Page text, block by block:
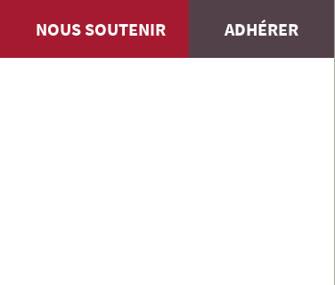
NOUS SOUTENIR ADHÉRER